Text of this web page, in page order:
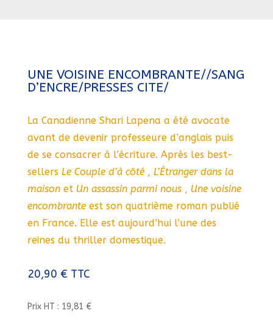
UNE VOISINE ENCOMBRANTE//SANG
D’ENCRE/PRESSES CITE/
La Canadienne Shari Lapena a été avocate
avant de devenir professeure d’anglais puis
de se consacrer à l’écriture. Après les best-
sellers Le Couple d’à côté, L’Étranger dans la
maisonet Un assassin parmi nous, Une voisine
encombrante est son quatrième roman publié
en France. Elle est aujourd’hui l’une des
reines du thriller domestique.
20,90 € TTC
Prix HT : 19,81 €